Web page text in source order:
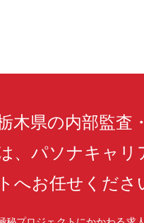
木県の内部監査
、パソナキャリ
トへお任せくださ